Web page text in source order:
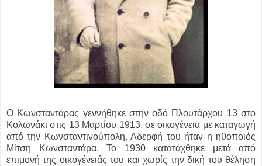
Ο Κωνσταντάρας γεννήθηκε στην οδό Πλουτάρχου 13 στο
Κολωνάκι στις 13 Μαρτίου 1913, σε οικογένεια με καταγωγή
από την Κωνσταντινούπολη. Αδερφή του ήταν η ηθοποιός
Μίτση Κωνσταντάρα. Το 1930 κατατάχθηκε μετά από
επιμονή της οικογένειάς του και χωρίς την δική του θέληση